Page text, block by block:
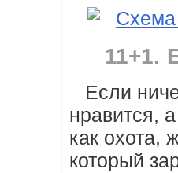
11+1.
Если
нравится,
как охота,
который